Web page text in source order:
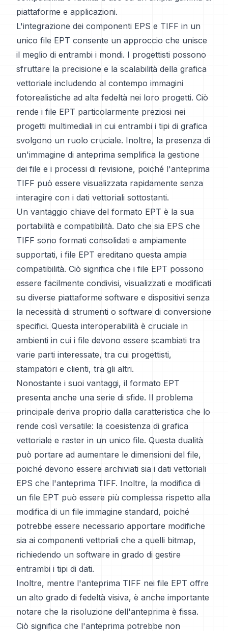
piattaforme e applicazioni.
L'integrazione dei componenti EPS e TIFF in un
unico file EPT consente un approccio che unisce
il meglio di entrambi i mondi. I progettisti possono
sfruttare la precisione e la scalabilità della grafica
vettoriale includendo al contempo immagini
fotorealistiche ad alta fedeltà nei loro progetti. Ciò
rende i file EPT particolarmente preziosi nei
progetti multimediali in cui entrambi i tipi di grafica
svolgono un ruolo cruciale. Inoltre, la presenza di
un'immagine di anteprima semplifica la gestione
dei file e i processi di revisione, poiché l'anteprima
TIFF può essere visualizzata rapidamente senza
interagire con i dati vettoriali sottostanti.
Un vantaggio chiave del formato EPT è la sua
portabilità e compatibilità. Dato che sia EPS che
TIFF sono formati consolidati e ampiamente
supportati, i file EPT ereditano questa ampia
compatibilità. Ciò significa che i file EPT possono
essere facilmente condivisi, visualizzati e modificati
su diverse piattaforme software e dispositivi senza
la necessità di strumenti o software di conversione
specifici. Questa interoperabilità è cruciale in
ambienti in cui i file devono essere scambiati tra
varie parti interessate, tra cui progettisti,
stampatori e clienti, tra gli altri.
Nonostante i suoi vantaggi, il formato EPT
presenta anche una serie di sfide. Il problema
principale deriva proprio dalla caratteristica che lo
rende così versatile: la coesistenza di grafica
vettoriale e raster in un unico file. Questa dualità
può portare ad aumentare le dimensioni del file,
poiché devono essere archiviati sia i dati vettoriali
EPS che l'anteprima TIFF. Inoltre, la modifica di
un file EPT può essere più complessa rispetto alla
modifica di un file immagine standard, poiché
potrebbe essere necessario apportare modifiche
sia ai componenti vettoriali che a quelli bitmap,
richiedendo un software in grado di gestire
entrambi i tipi di dati.
Inoltre, mentre l'anteprima TIFF nei file EPT offre
un alto grado di fedeltà visiva, è anche importante
notare che la risoluzione dell'anteprima è fissa.
Ciò significa che l'anteprima potrebbe non